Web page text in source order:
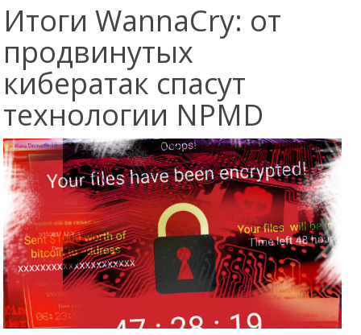
Итоги WannaCry: от
продвинутых
кибератак спасут
технологии NPMD